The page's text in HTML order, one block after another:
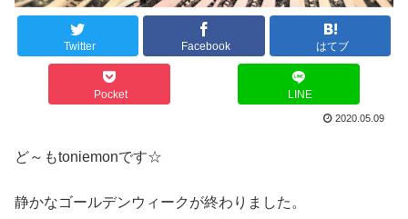
Twitter Facebook はてブ
Pocket LINE
2020.05.09
ど～もtoniemonです☆
静かなゴールデンウィークが終わりました。